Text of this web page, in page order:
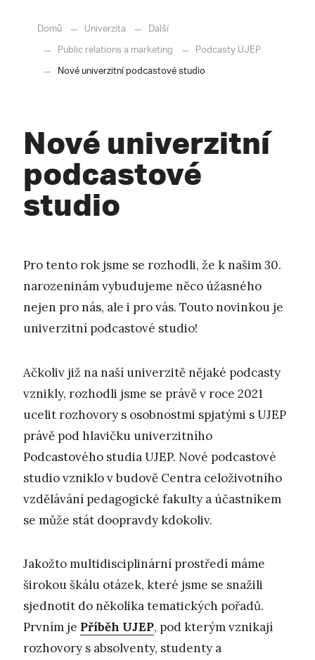
Domů Univerzita
Další
Public relations a marketing
Podcasty UJEP
Nové univerzitní podcastové studio
Nové univerzitní
podcastové
studio
Pro tento rok jsme se rozhodli, že k našim 30.
narozeninám vybudujeme něco úžasného
nejen pro nás, ale i pro vás. Touto novinkou je
univerzitní podcastové studio!
Ačkoliv již na naší univerzitě nějaké podcasty
vznikly, rozhodli jsme se právě v roce 2021
ucelit rozhovory s osobnostmi spjatými s UJEP
právě pod hlavičku univerzitního
Podcastového studia UJEP. Nové podcastové
studio vzniklo v budově Centra celoživotního
vzdělávání pedagogické fakulty a účastníkem
se může stát doopravdy kdokoliv.
Jakožto multidisciplinární prostředí máme
širokou škálu otázek, které jsme se snažili
sjednotit do několika tematických pořadů.
Prvním je Příběh UJEP, pod kterým vznikají
rozhovory s absolventy, studenty a